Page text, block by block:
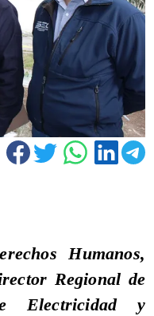
Humanos,
Regional de
Electricidad y